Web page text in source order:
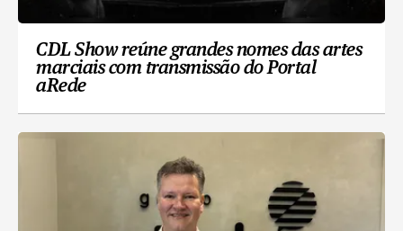
CDL Show reúne grandes nomes das artes
marciais com transmissão do Portal
aRede